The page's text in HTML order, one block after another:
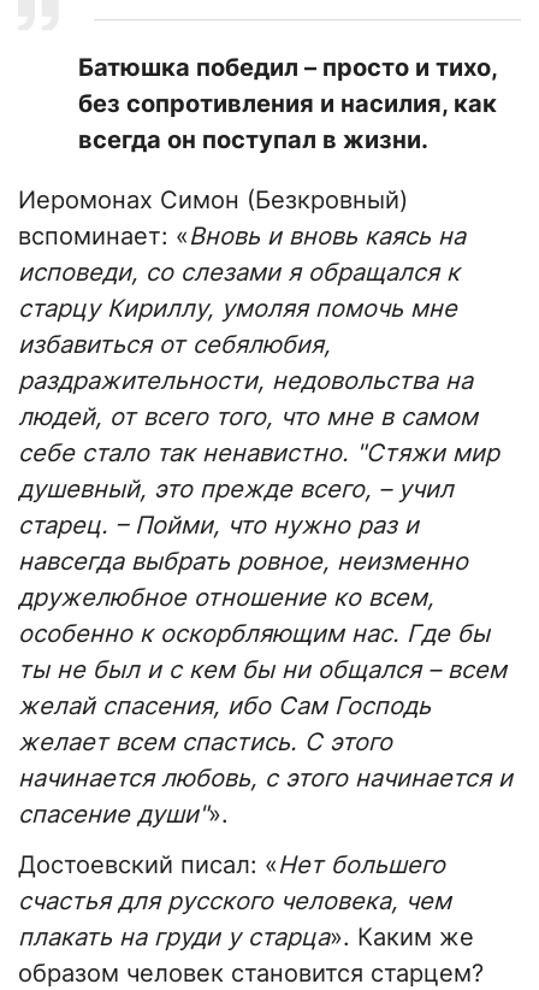
Батюшка победил – просто и тихо,
без сопротивления и насилия, как
всегда он поступал в жизни.
Иеромонах Симон (Безкровный)
вспоминает: «Вновь и вновь каясь на
исповеди, со слезами я обращался к
старцу Кириллу, умоляя помочь мне
избавиться от себялюбия,
раздражительности, недовольства на
людей, от всего того, что мне в самом
себе стало так ненавистно. "Стяжи мир
душевный, это прежде всего, – учил
старец. – Пойми, что нужно раз и
навсегда выбрать ровное, неизменно
дружелюбное отношение ко всем,
особенно к оскорбляющим нас. Где бы
ты не был и с кем бы ни общался – всем
желай спасения, ибо Сам Господь
желает всем спастись. С этого
начинается любовь, с этого начинается и
спасение души"».
Достоевский писал: «Нет большего
счастья для русского человека, чем
плакать на груди у старца». Каким же
образом человек становится старцем?